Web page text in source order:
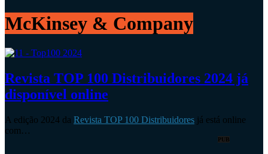
McKinsey & Company
Revista TOP 100 Distribuidores 2024 já
disponível online
A edição 2024 da Revista TOP 100 Distribuidores já está online
com…
PUB